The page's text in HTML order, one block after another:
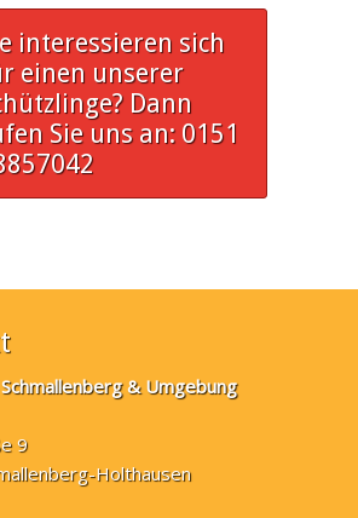
interessieren sich
einen unserer
Dann
Sie uns an: 0151
& Umgebung
9
Holthausen